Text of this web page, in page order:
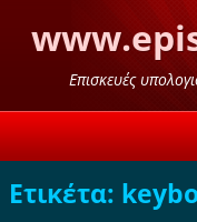
Επισκευές
Ετικέτα: